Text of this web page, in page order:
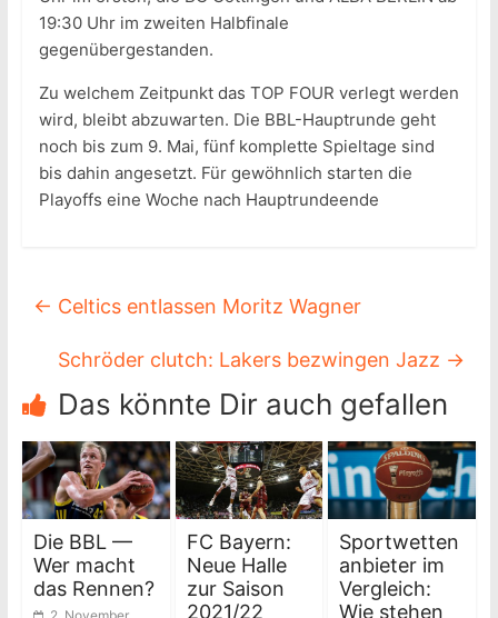
19:30 Uhr im zweiten Halbfinale
gegenübergestanden.
Zu welchem Zeitpunkt das TOP FOUR verlegt werden
wird, bleibt abzuwarten. Die BBL-Hauptrunde geht
noch bis zum 9. Mai, fünf komplette Spieltage sind
bis dahin angesetzt. Für gewöhnlich starten die
Playoffs eine Woche nach Hauptrundeende
← Celtics entlassen Moritz Wagner
Schröder clutch: Lakers bezwingen Jazz →
Das könnte Dir auch gefallen
Die BBL —
Wer macht
das Rennen?
FC Bayern:
Neue Halle
zur Saison
2021/22
Sportwetten
anbieter im
Vergleich:
Wie stehen